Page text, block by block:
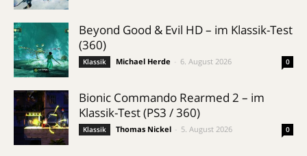
Beyond Good & Evil HD – im Klassik-Test
(360)
Klassik Michael Herde 6. August 2026 0
Bionic Commando Rearmed 2 – im
Klassik-Test (PS3 / 360)
Klassik Thomas Nickel 5. August 2026 0